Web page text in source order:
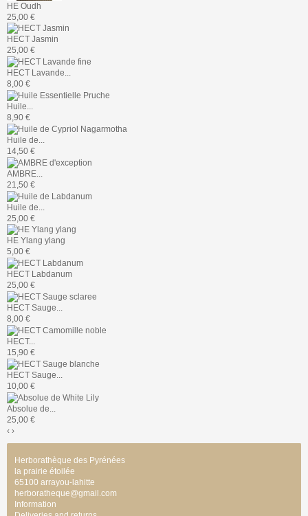
HE Oudh
25,00 €
HECT Jasmin
25,00 €
HECT Lavande...
8,00 €
Huile...
8,90 €
Huile de...
14,50 €
AMBRE...
21,50 €
Huile de...
25,00 €
HE Ylang ylang
5,00 €
HECT Labdanum
25,00 €
HECT Sauge...
8,00 €
HECT...
15,90 €
HECT Sauge...
10,00 €
Absolue de...
25,00 €
‹ ›
Herborathèque des Pyrénées
la prairie étoilée
65100 arrayou-lahitte
herboratheque@gmail.com
Information